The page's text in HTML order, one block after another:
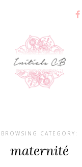
BROWSING CATEGORY:
maternité